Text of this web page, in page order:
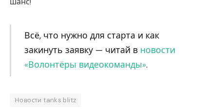
Всё, что нужно для старта и как
закинуть заявку — читай вновости
«Волонтёры видеокоманды».
Новости tanks blitz